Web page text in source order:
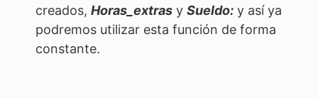
creados, Horas_extras y Sueldo: y así ya
podremos utilizar esta función de forma
constante.